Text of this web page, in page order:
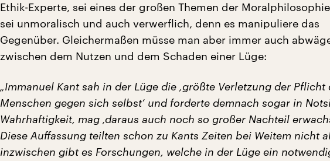
Ethik-Experte, sei eines der großen Themen der
sei unmoralisch und auch verwerflich, denn es manipuliere das
Gegenüber. Gleichermaßen müsse man aber immer auch
zwischen dem Nutzen und dem Schaden einer Lüge:
„Immanuel Kant sah in der Lüge die ‚größte Verletzung der Pflicht
Menschen gegen sich selbst‘ und forderte demnach sogar in
Wahrhaftigkeit, mag ‚daraus auch noch so großer Nachteil
Diese Auffassung teilten schon zu Kants Zeiten bei Weitem nicht
inzwischen gibt es Forschungen, welche in der Lüge ein